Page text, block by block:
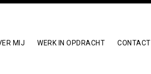
MIJ WERK IN OPDRACHT CONTACT